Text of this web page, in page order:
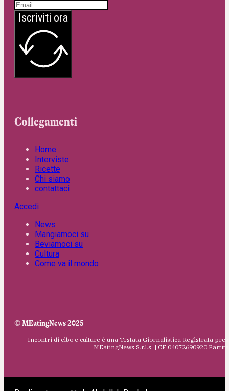
Iscriviti ora
Collegamenti
Home
Interviste
Ricette
Chi siamo
contattaci
Accedi
News
Mangiamoci su
Beviamoci su
Cultura
Come va il mondo
© MEatingNews 2025
Incontri di cibo e culture è una Testata Giornalistica Registrata
MEatingNews S.r.l.s. | CF 04072690920